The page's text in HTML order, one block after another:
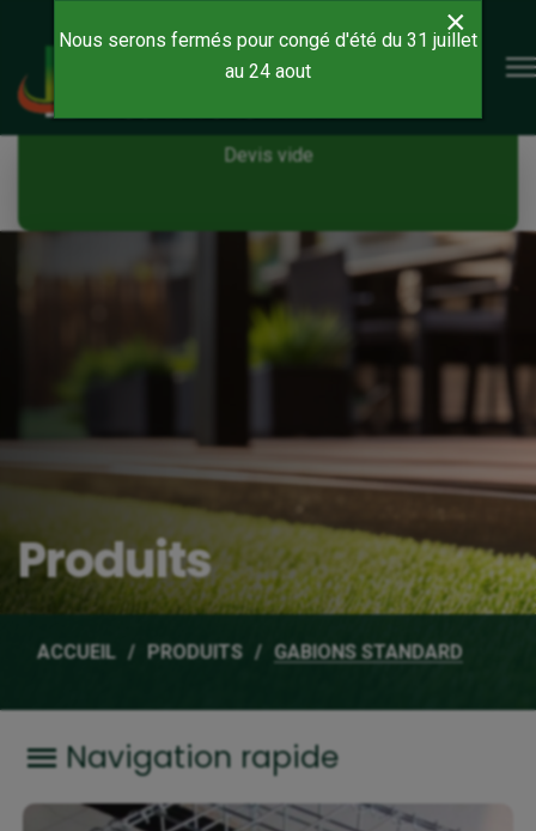
Devis vide
Devis vide
Produits
ACCUEIL PRODUITS GABIONS STANDARD
×
Nous serons fermés pour congé d'été du 31 juillet
au 24 aout